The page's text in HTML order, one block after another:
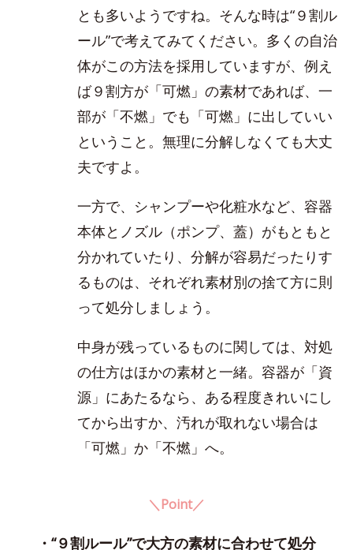
とも多いようですね。そんな時は“９割ル
ール”で考えてみてください。多くの自治
体がこの方法を採用していますが、例え
ば９割方が「可燃」の素材であれば、一
部が「不燃」でも「可燃」に出していい
ということ。無理に分解しなくても大丈
夫ですよ。
一方で、シャンプーや化粧水など、容器
本体とノズル（ポンプ、蓋）がもともと
分かれていたり、分解が容易だったりす
るものは、それぞれ素材別の捨て方に則
って処分しましょう。
中身が残っているものに関しては、対処
の仕方はほかの素材と一緒。容器が「資
源」にあたるなら、ある程度きれいにし
てから出すか、汚れが取れない場合は
「可燃」か「不燃」へ。
＼Point／
・“９割ルール”で大方の素材に合わせて処分